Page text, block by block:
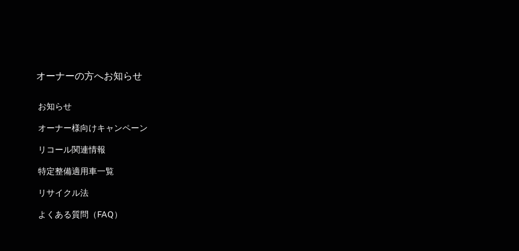
オーナーの方へお知らせ
お知らせ
オーナー様向けキャンペーン
リコール関連情報
特定整備適用車一覧
リサイクル法
よくある質問（FAQ）